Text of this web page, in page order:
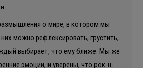
о мире, в котором мы
можно рефлексировать, грустить,
выбирает, что ему ближе. Мы же
эмоции, и уверены, что рок-н-